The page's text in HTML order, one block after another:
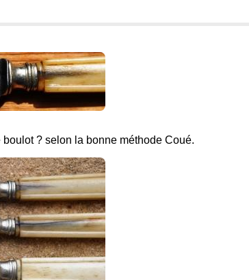
boulot ? selon la bonne méthode Coué.